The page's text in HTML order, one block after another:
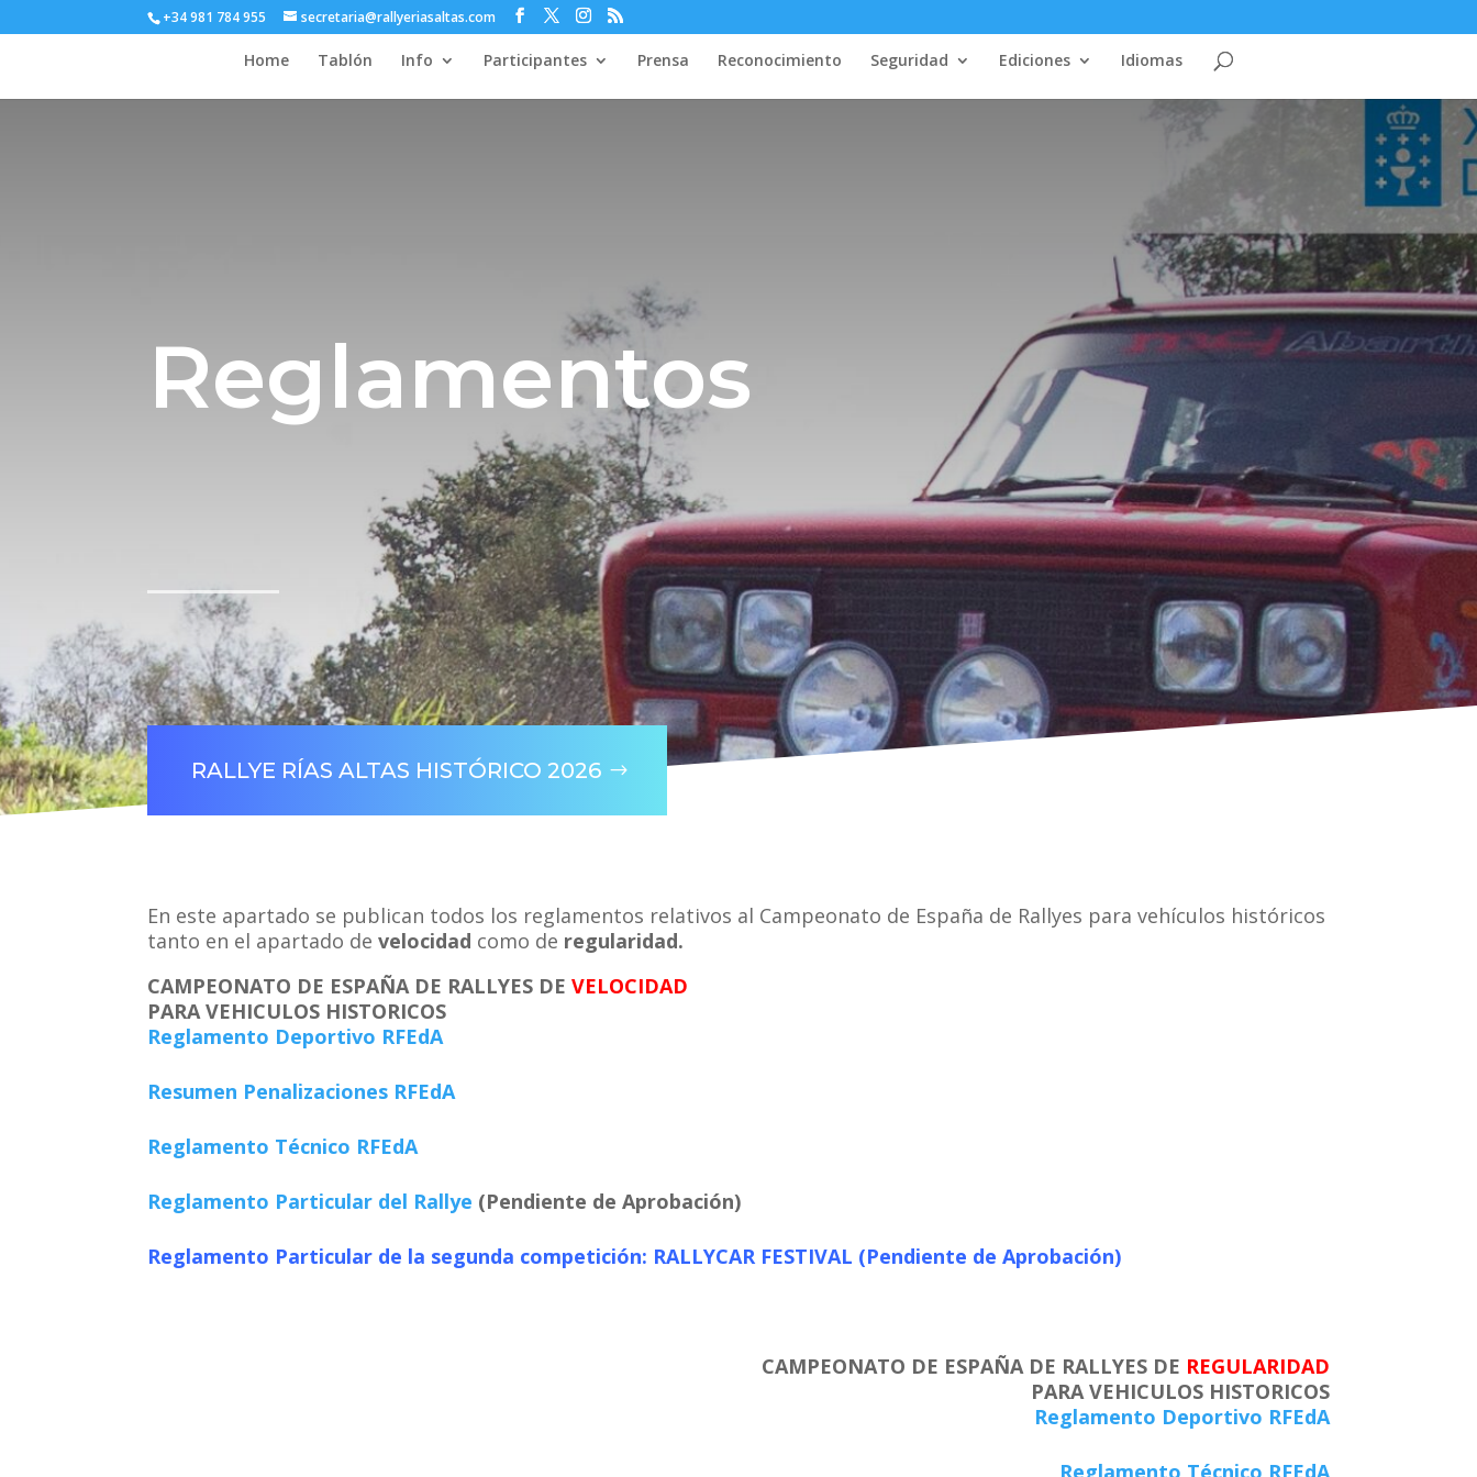
+34 981 784 955 secretaria@rallyeriasaltas.com
Home Tablón Info Participantes Prensa Reconocimiento Seguridad Ediciones Idiomas
Reglamentos
RALLYE RÍAS ALTAS HISTÓRICO 2026
En este apartado se publican todos los reglamentos relativos al Campeonato de España de Rallyes para vehículos históricos
tanto en el apartado develocidad como de regularidad.
CAMPEONATO DE ESPAÑA DE RALLYES DEVELOCIDAD
PARA VEHICULOS HISTORICOS
Reglamento Deportivo RFEdA
Resumen Penalizaciones RFEdA
Reglamento Técnico RFEdA
Reglamento Particular del Rallye (Pendiente de Aprobación)
Reglamento Particular de la segunda competición: RALLYCAR FESTIVAL (Pendiente de Aprobación)
CAMPEONATO DE ESPAÑA DE RALLYES DE REGULARIDAD
PARA VEHICULOS HISTORICOS
Reglamento Deportivo RFEdA
Reglamento Técnico RFEdA